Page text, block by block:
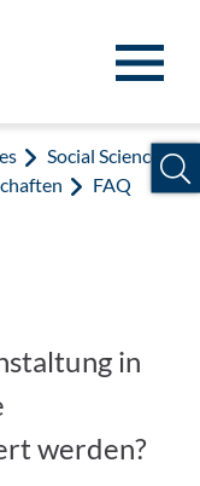
Social Sciences
FAQ
in
werden?